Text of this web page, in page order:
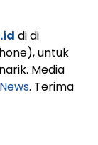
di di
untuk
Media
. Terima